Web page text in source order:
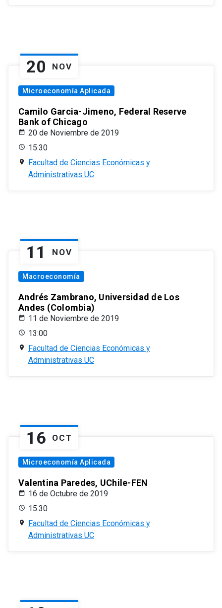
20 NOV
Microeconomía Aplicada
Camilo Garcia-Jimeno, Federal Reserve
Bank of Chicago
20 de Noviembre de 2019
15:30
Facultad de Ciencias Económicas y
Administrativas UC
11 NOV
Macroeconomía
Andrés Zambrano, Universidad de Los
Andes (Colombia)
11 de Noviembre de 2019
13:00
Facultad de Ciencias Económicas y
Administrativas UC
16 OCT
Microeconomía Aplicada
Valentina Paredes, UChile-FEN
16 de Octubre de 2019
15:30
Facultad de Ciencias Económicas y
Administrativas UC